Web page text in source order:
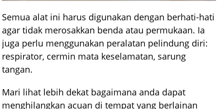
Semua alat ini harus digunakan dengan berhati-hati
agar tidak merosakkan benda atau permukaan. Ia
juga perlu menggunakan peralatan pelindung diri:
respirator, cermin mata keselamatan, sarung
tangan.
Mari lihat lebih dekat bagaimana anda dapat
menghilangkan acuan di tempat yang berlainan